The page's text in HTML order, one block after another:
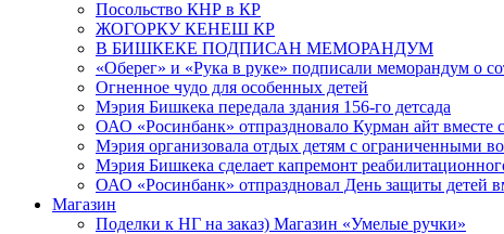
Посольство КНР в КР
ЖОГОРКУ КЕНЕШ КР
В БИШКЕКЕ ПОДПИСАН МЕМОРАНДУМ
«Оберег» и «Рука в руке» подписали меморандум о
Огненное чудо для особенных детей
Мэрия Бишкека передала здания 156-го детсада
ОАО «Росинбанк» отпраздновало Курман айт вместе
Мэрия организовала отдых детям с ограниченными
Мэрия Бишкека сделает капремонт
ОАО «Росинбанк» отпраздновал День защиты детей
Магазин
Поделки к НГ на заказ) Магазин «Умелые ручки»